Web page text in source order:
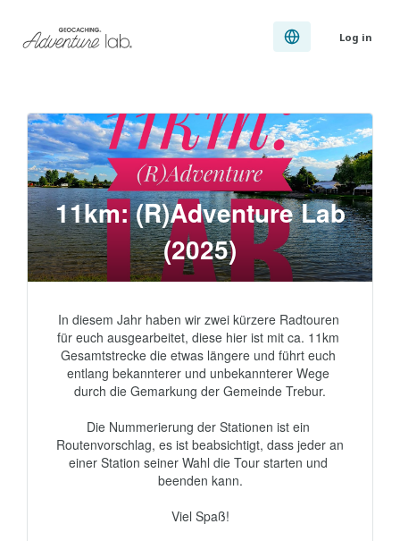
Log in
11km: (R)Adventure Lab
(2025)
In diesem Jahr haben wir zwei kürzere Radtouren
für euch ausgearbeitet, diese hier ist mit ca. 11km
Gesamtstrecke die etwas längere und führt euch
entlang bekannterer und unbekannterer Wege
durch die Gemarkung der Gemeinde Trebur.
Die Nummerierung der Stationen ist ein
Routenvorschlag, es ist beabsichtigt, dass jeder an
einer Station seiner Wahl die Tour starten und
beenden kann.
Viel Spaß!